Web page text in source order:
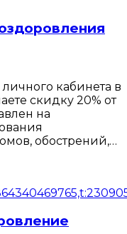
кабинета в
скидку 20% от
на
обострений,…